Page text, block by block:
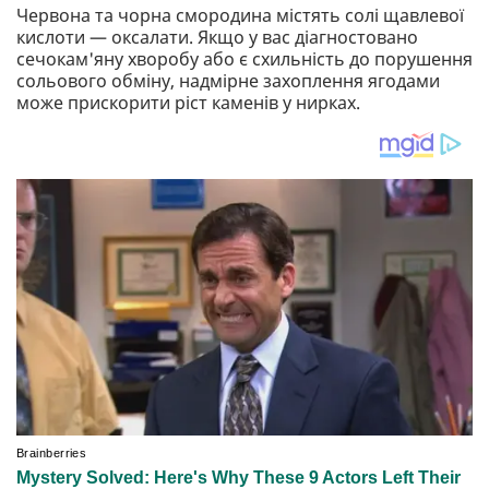
Червона та чорна смородина містять солі щавлевої
кислоти — оксалати. Якщо у вас діагностовано
сечокам'яну хворобу або є схильність до порушення
сольового обміну, надмірне захоплення ягодами
може прискорити ріст каменів у нирках.